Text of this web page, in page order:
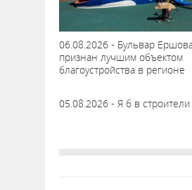
06.08.2026 - Бульвар
признан лучшим объектом
благоустройства в регионе
05.08.2026 - Я б в строители